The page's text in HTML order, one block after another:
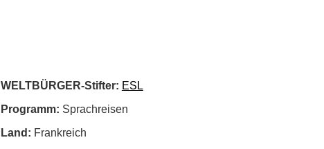
WELTBÜRGER-Stifter: ESL
Programm: Sprachreisen
Land: Frankreich